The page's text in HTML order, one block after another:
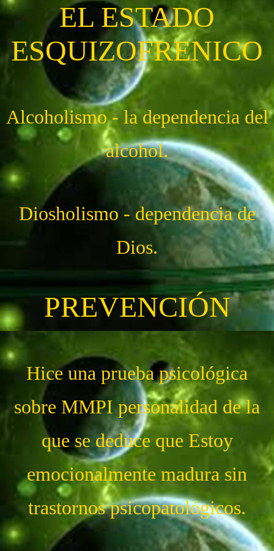
EL ESTADO
ESQUIZOFRENICO
Alcoholismo - la dependencia del
alcohol.
Diosholismo - dependencia de
Dios.
PREVENCIÓN
Hice una prueba psicológica
sobre MMPI personalidad de la
que se deduce que Estoy
emocionalmente madura sin
trastornos psicopatológicos.